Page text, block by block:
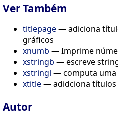
Ver Também
titlepage— adiciona
gráficos
xnumb — Imprime
xstringb — escreve
xstringl — computa uma
xtitle— adidciona títulos
Autor